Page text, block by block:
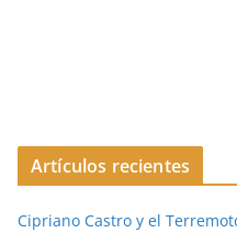
Artículos recientes
Cipriano Castro y el